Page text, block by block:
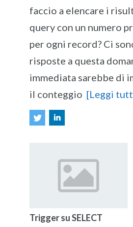
faccio a elencare i
query con un numero
per ogni record? Ci
risposte a questa
immediata sarebbe di
il conteggio [Leggi
Trigger su SELECT